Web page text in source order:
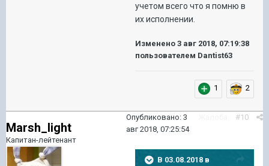
учетом всего что я помню в
их исполнении.
Изменено 3 авг 2018, 07:19:38
пользователем Dantist63
1 2
Marsh_light
Капитан-лейтенант
#10
Опубликовано: 3
авг 2018, 07:25:54
В 03.08.2018 в